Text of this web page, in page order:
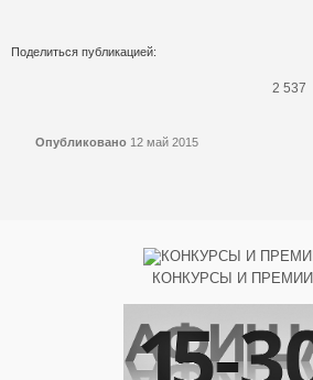
Поделиться публикацией:
2 537
Опубликовано 12 май 2015
КОНКУРСЫ И ПРЕМИИ